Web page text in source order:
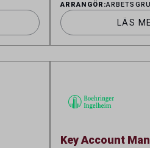
[…]
demonstrationer av
halsoperationer.
ARRANGÖR:
LÄS
Key Account